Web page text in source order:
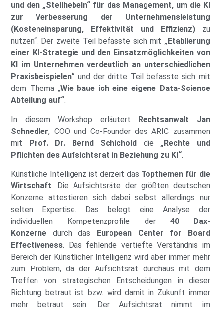
und den „Stellhebeln“ für das Management, um die KI
zur Verbesserung der Unternehmensleistung
(Kosteneinsparung, Effektivität und Effizienz)zu
nutzen“. Der zweite Teil befasste sich mit „Etablierung
einer KI-Strategie und den Einsatzmöglichkeiten von
KI im Unternehmen verdeutlich an unterschiedlichen
Praxisbeispielen“ und der dritte Teil befasste sich mit
dem Thema „Wie baue ich eine eigene Data-Science
Abteilung auf“.
In diesem Workshop erläutert Rechtsanwalt Jan
Schnedler, COO und Co-Founder des ARIC zusammen
mit Prof. Dr. Bernd Schichold die „Rechte und
Pflichten des Aufsichtsrat in Beziehung zu KI“.
Künstliche Intelligenz ist derzeit das Topthemen für die
Wirtschaft. Die Aufsichtsräte der größten deutschen
Konzerne attestieren sich dabei selbst allerdings nur
selten Expertise. Das belegt eine Analyse der
individuellen Kompetenzprofile der 40 Dax-
Konzerne durch das
European Center for Board
Effectiveness. Das fehlende vertiefte Verständnis im
Bereich der Künstlicher Intelligenz wird aber immer mehr
zum Problem, da der Aufsichtsrat durchaus mit dem
Treffen von strategischen Entscheidungen in dieser
Richtung betraut ist bzw. wird damit in Zukunft immer
mehr betraut sein. Der Aufsichtsrat nimmt im